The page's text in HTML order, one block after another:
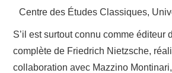
Centre des Études Classiques,
S’il est surtout connu comme éditeur
complète de Friedrich Nietzsche,
collaboration avec Mazzino